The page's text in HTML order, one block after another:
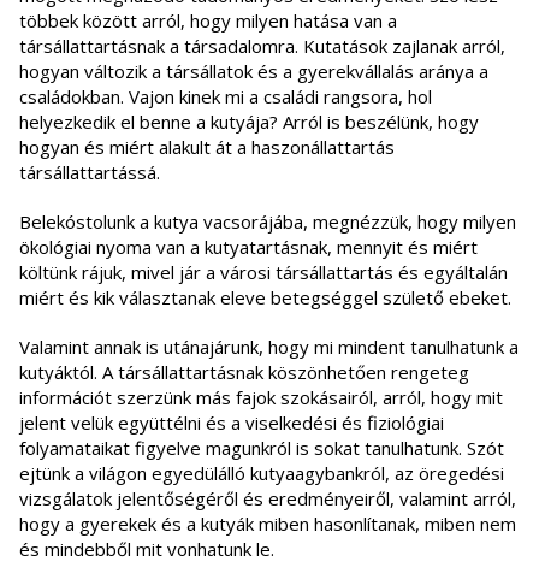
többek között arról, hogy milyen hatása van a
társállattartásnak a társadalomra. Kutatások zajlanak arról,
hogyan változik a társállatok és a gyerekvállalás aránya a
családokban. Vajon kinek mi a családi rangsora, hol
helyezkedik el benne a kutyája? Arról is beszélünk, hogy
hogyan és miért alakult át a haszonállattartás
társállattartássá.
Belekóstolunk a kutya vacsorájába, megnézzük, hogy milyen
ökológiai nyoma van a kutyatartásnak, mennyit és miért
költünk rájuk, mivel jár a városi társállattartás és egyáltalán
miért és kik választanak eleve betegséggel születő ebeket.
Valamint annak is utánajárunk, hogy mi mindent tanulhatunk a
kutyáktól. A társállattartásnak köszönhetően rengeteg
információt szerzünk más fajok szokásairól, arról, hogy mit
jelent velük együttélni és a viselkedési és fiziológiai
folyamataikat figyelve magunkról is sokat tanulhatunk. Szót
ejtünk a világon egyedülálló kutyaagybankról, az öregedési
vizsgálatok jelentőségéről és eredményeiről, valamint arról,
hogy a gyerekek és a kutyák miben hasonlítanak, miben nem
és mindebből mit vonhatunk le.